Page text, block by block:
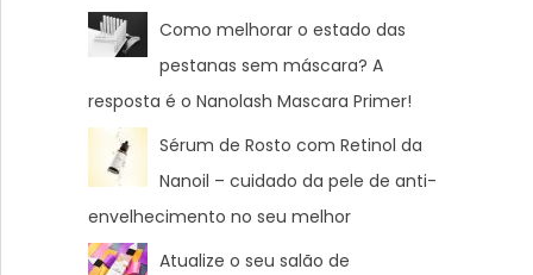
Como melhorar o estado das
pestanas sem máscara? A
resposta é o Nanolash Mascara Primer!
Sérum de Rosto com Retinol da
Nanoil – cuidado da pele de anti-
envelhecimento no seu melhor
Atualize o seu salão de